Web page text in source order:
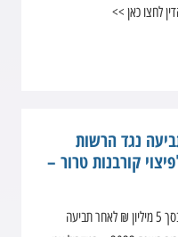
לחצו כאן >>
תביעה נגד הרשות
קורבנות טרור –
פסק דין מיום 1.6.26 אשר קבע פיצוי כולל בסך 5 מיליון ₪ לאחר תביעה